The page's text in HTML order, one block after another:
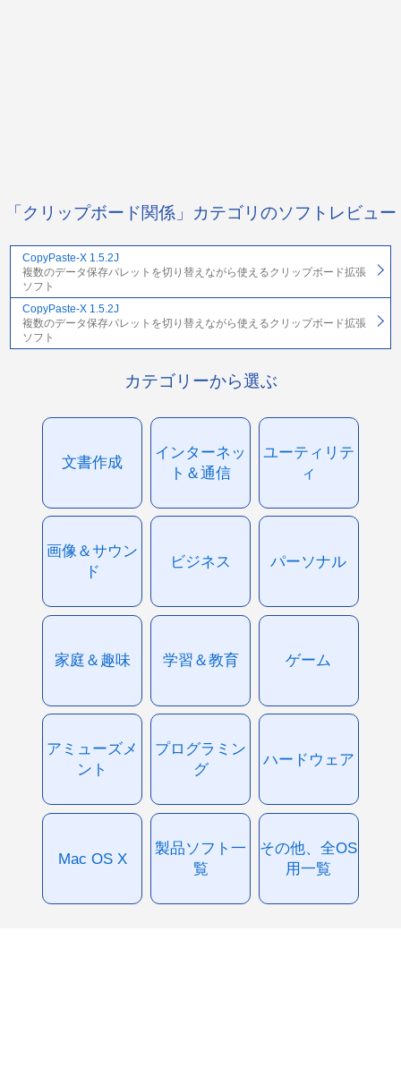
「クリップボード関係」カテゴリのソフトレビュー
CopyPaste-X 1.5.2J
複数のデータ保存パレットを切り替えながら使えるクリップボード拡張
ソフト
CopyPaste-X 1.5.2J
複数のデータ保存パレットを切り替えながら使えるクリップボード拡張
ソフト
カテゴリーから選ぶ
文書作成
インターネッ
ト＆通信
ユーティリテ
ィ
画像＆サウン
ド
ビジネス パーソナル
家庭＆趣味 学習＆教育 ゲーム
アミューズメ
ント
プログラミン
グ
ハードウェア
Mac OS X
製品ソフト一
覧
その他、全OS
用一覧